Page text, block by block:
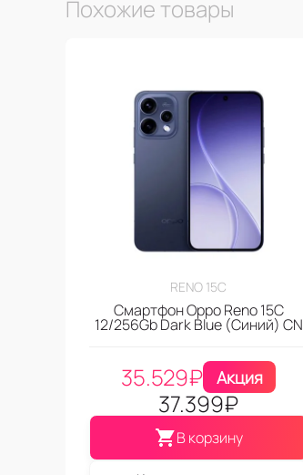
Похожие товары
RENO 15C
Смартфон Oppo Reno 15C
12/256Gb Dark Blue (Синий) CN
35.529₽ Акция
37.399₽
В корзину